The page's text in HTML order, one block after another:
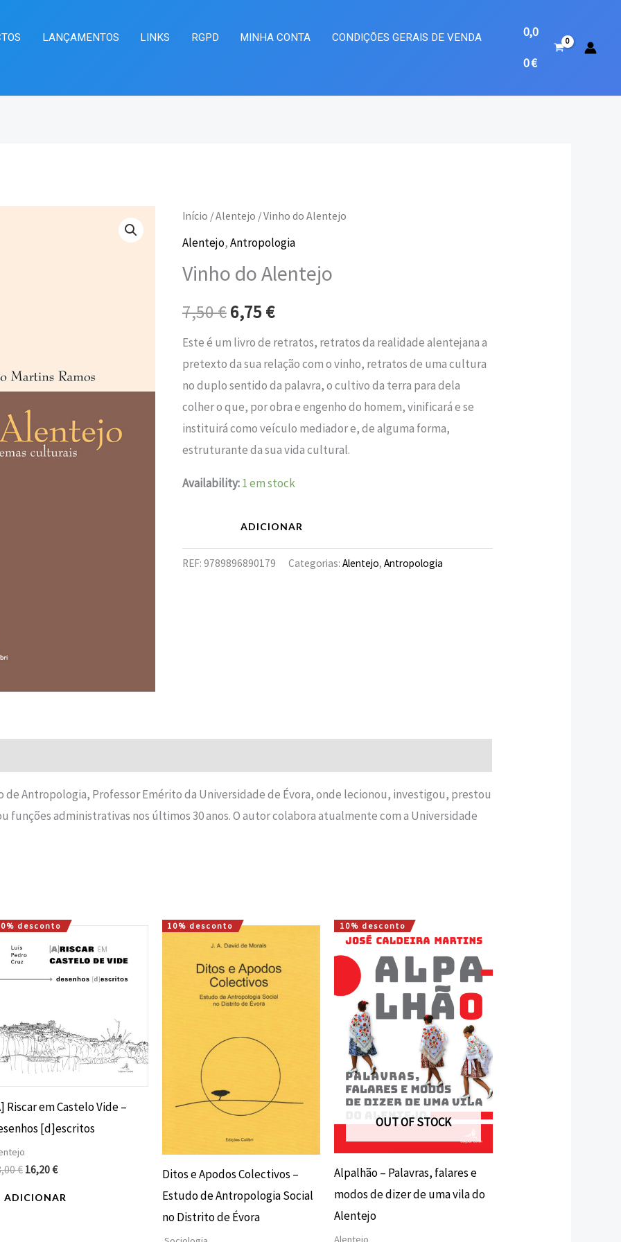
LANÇAMENTOS LINKS RGPD MINHA CONTA
CONDIÇÕES GERAIS DE VENDA
0,0
0€
Início /Alentejo / Vinho do Alentejo
Alentejo,Antropologia
Vinho do Alentejo
7,50€
O
preço
original
era:
7,50 €.
6,75€
O
preço
atual
é:
6,75 €.
Este é um livro de retratos, retratos da realidade alentejana a
pretexto da sua relação com o vinho, retratos de uma cultura
no duplo sentido da palavra, o cultivo da terra para dela
colher o que, por obra e engenho do homem, vinificará e se
instituirá como veículo mediador e, de alguma forma,
estruturante da sua vida cultural.
Availability:1 em stock
Quantidade
de
do
ADICIONAR
REF: 9789896890179 Categorias: Alentejo, Antropologia
de Antropologia, Professor Emérito da Universidade de Évora, onde lecionou, investigou, prestou
funções administrativas nos últimos 30 anos. O autor colabora atualmente com a Universidade
desconto
Riscar em Castelo Vide –
[d]escritos
€
O
preço
original
18,00 €.
16,20€
O
preço
atual
16,20 €.
ADICIONAR
10% desconto
Ditos e Apodos Colectivos –
Estudo de Antropologia Social
no Distrito de Évora
O
preço
era:
14,70 €.
O
preço
é:
13,23 €.
10% desconto
OUT OF STOCK
Alpalhão – Palavras, falares e
modos de dizer de uma vila do
Alentejo
Alentejo
O
preço
original
era:
16,00 €.
O
preço
atual
14,40 €.